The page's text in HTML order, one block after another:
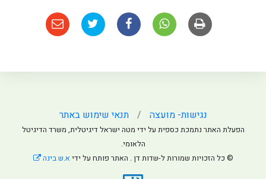
נגישות- מועצה תנאי שימוש באתר
הפעלת האתר נתמכת כספית על ידי מטה ישראל דיגיטלית, משרד הדיגיטל
הלאומי.
© כל הזכויות שמורות ל-שדות דן . האתר פותח על ידי א.ש בינה